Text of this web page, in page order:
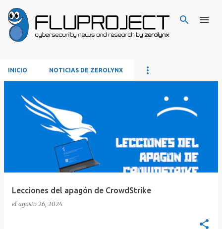
INICIO NOTICIAS DE ZEROLYNX
Lecciones del apagón de CrowdStrike
el agosto 26, 2024